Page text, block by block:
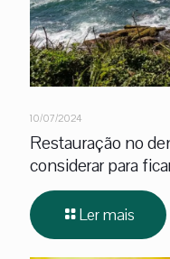
10/07/2024
Restauração no
considerar para
Ler mais